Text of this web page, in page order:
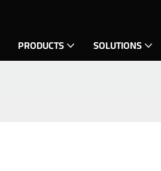
PRODUCTS SOLUTIONS